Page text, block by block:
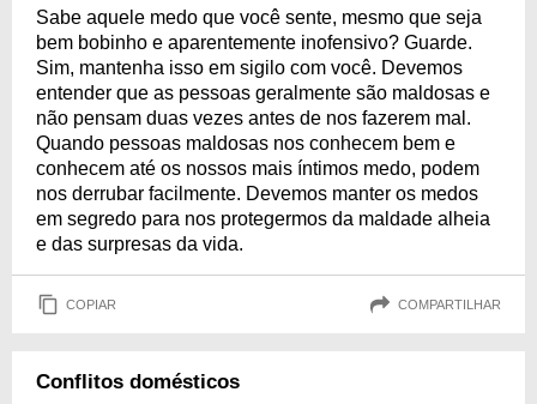
Sabe aquele medo que você sente, mesmo que seja
bem bobinho e aparentemente inofensivo? Guarde.
Sim, mantenha isso em sigilo com você. Devemos
entender que as pessoas geralmente são maldosas e
não pensam duas vezes antes de nos fazerem mal.
Quando pessoas maldosas nos conhecem bem e
conhecem até os nossos mais íntimos medo, podem
nos derrubar facilmente. Devemos manter os medos
em segredo para nos protegermos da maldade alheia
e das surpresas da vida.
COPIAR COMPARTILHAR
Conflitos domésticos